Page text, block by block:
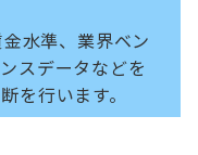
水準、業界ベン
スデータなどを
を行います。